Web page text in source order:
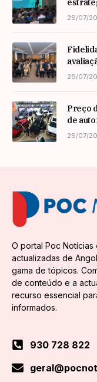
29/07/
29/07/
Preço
de
29/07/
O portal Poc
actualizadas de
gama de tópicos.
de conteúdo e a
recurso essencial
informados.
930 728 822